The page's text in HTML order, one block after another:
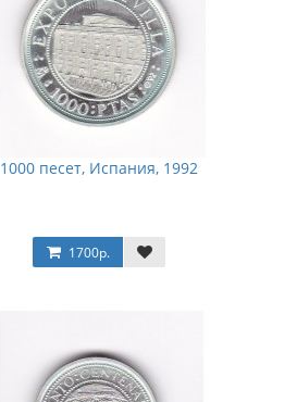
1000 песет, Испания, 1992
1700р.